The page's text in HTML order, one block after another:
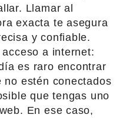
Llamar al
exacta te asegura
y confiable.
a internet:
es raro encontrar
no estén conectados
que tengas uno
En ese caso,